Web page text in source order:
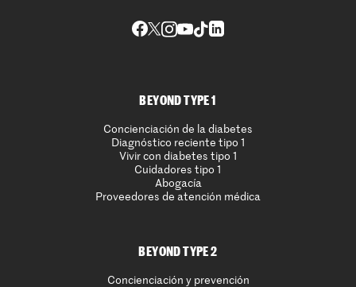
BEYOND TYPE 1
Concienciación de la diabetes
Diagnóstico reciente tipo 1
Vivir con diabetes tipo 1
Cuidadores tipo 1
Abogacía
Proveedores de atención médica
BEYOND TYPE 2
Concienciación y prevención